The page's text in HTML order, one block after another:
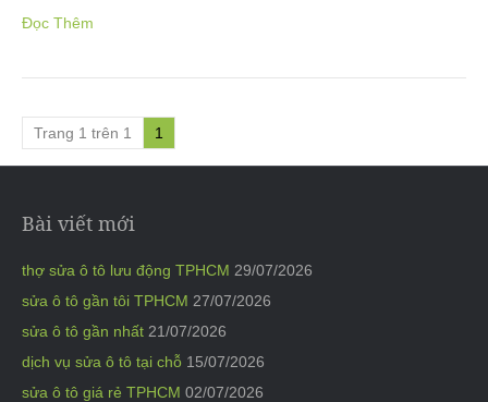
Đọc Thêm
Trang 1 trên 1 1
Bài viết mới
thợ sửa ô tô lưu động TPHCM 29/07/2026
sửa ô tô gần tôi TPHCM 27/07/2026
sửa ô tô gần nhất 21/07/2026
dịch vụ sửa ô tô tại chỗ 15/07/2026
sửa ô tô giá rẻ TPHCM 02/07/2026